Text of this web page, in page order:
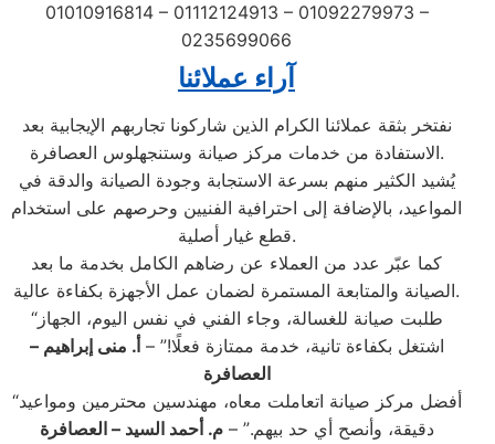
01010916814 – 01112124913 – 01092279973 –
0235699066
آراء عملائنا
نفتخر بثقة عملائنا الكرام الذين شاركونا تجاربهم الإيجابية بعد
الاستفادة من خدمات مركز صيانة وستنجهلوس العصافرة.
يُشيد الكثير منهم بسرعة الاستجابة وجودة الصيانة والدقة في
المواعيد، بالإضافة إلى احترافية الفنيين وحرصهم على استخدام
قطع غيار أصلية.
كما عبّر عدد من العملاء عن رضاهم الكامل بخدمة ما بعد
الصيانة والمتابعة المستمرة لضمان عمل الأجهزة بكفاءة عالية.
“طلبت صيانة للغسالة، وجاء الفني في نفس اليوم، الجهاز
اشتغل بكفاءة تانية، خدمة ممتازة فعلًا!” – أ. منى إبراهيم –
العصافرة
“أفضل مركز صيانة اتعاملت معاه، مهندسين محترمين ومواعيد
دقيقة، وأنصح أي حد بيهم.” –م. أحمد السيد – العصافرة